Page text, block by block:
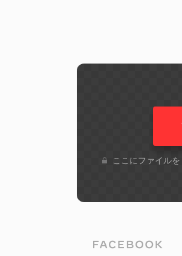
ここにファイル